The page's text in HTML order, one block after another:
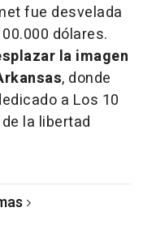
fue desvelada
dólares.
la imagen
, donde
a Los 10
la libertad